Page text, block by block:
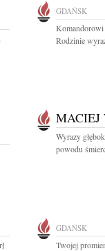
GDAŃSK
Komandorowi
Rodzinie
MACIEJ
Wyrazy
powodu
GDAŃSK
Twojej